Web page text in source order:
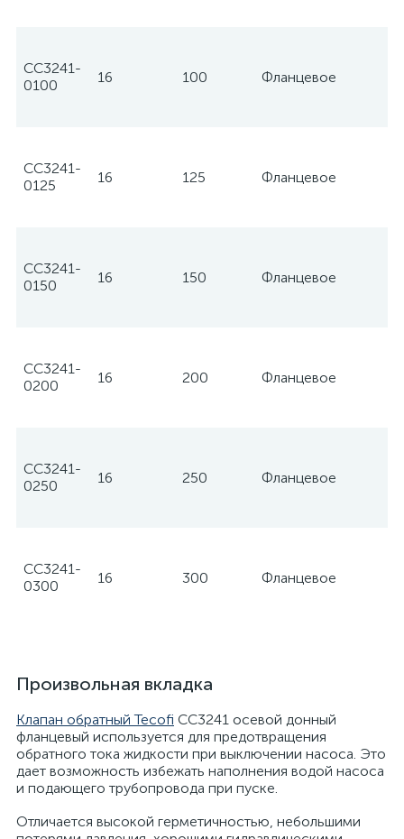
CC3241-
0100
16 100 Фланцевое
CC3241-
0125
16 125 Фланцевое
CC3241-
0150
16 150 Фланцевое
CC3241-
0200
16 200 Фланцевое
CC3241-
0250
16 250 Фланцевое
CC3241-
0300
16 300 Фланцевое
Произвольная вкладка
Клапан обратный Tecofi CC3241 осевой донный
фланцевый используется для предотвращения
обратного тока жидкости при выключении насоса. Это
дает возможность избежать наполнения водой насоса
и подающего трубопровода при пуске.
Отличается высокой герметичностью, небольшими